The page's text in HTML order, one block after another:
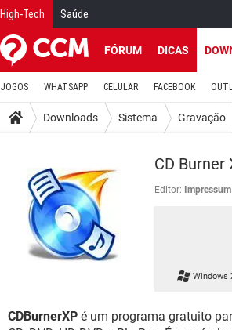
High-Tech Saúde
FÓRUM DICAS
JOGOS WHATSAPP CELULAR FACEBOOK
Downloads Sistema Gravação
CD Burner
Editor: Impressum
Windows
CDBurnerXP é um programa gratuito